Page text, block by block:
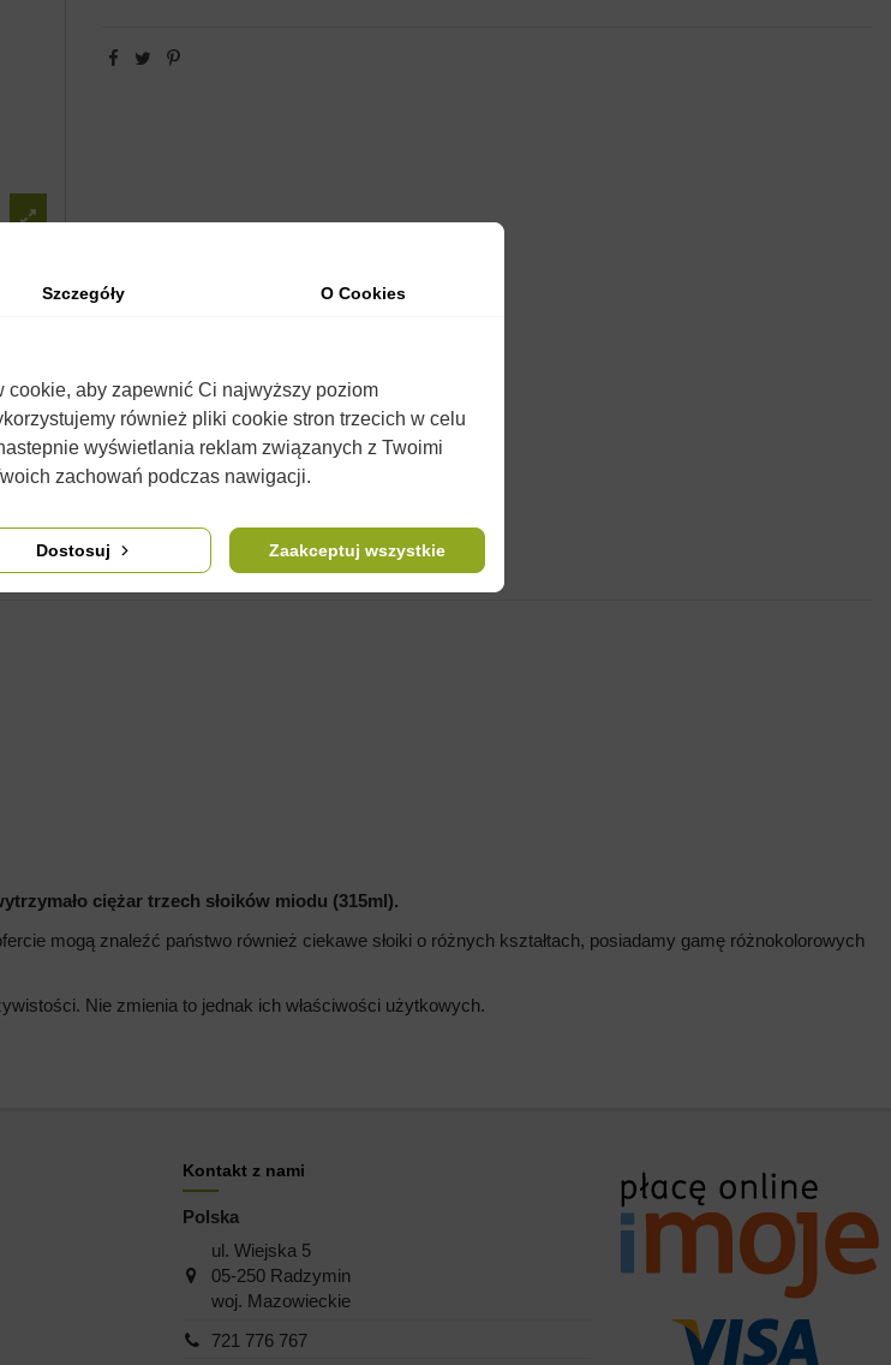
PRODUKTU KOMENTARZE(0)
ciężar trzech słoików miodu (315ml).
mogą znaleźć państwo również ciekawe słoiki o różnych kształtach, posiadamy gamę różnokolorowych
Nie zmienia to jednak ich właściwości użytkowych.
Kontakt z nami
Polska
ul. Wiejska 5
05-250 Radzymin
woj. Mazowieckie
721 776 767
Szczegóły O Cookies
cookie, aby zapewnić Ci najwyższy poziom
również pliki cookie stron trzecich w celu
wyświetlania reklam związanych z Twoimi
zachowań podczas nawigacji.
Dostosuj Zaakceptuj wszystkie